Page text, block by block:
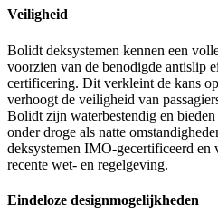
Veiligheid
Bolidt deksystemen kennen een
voorzien van de benodigde antislip
certificering. Dit verkleint de kans
verhoogt de veiligheid van
Bolidt zijn waterbestendig en
onder droge als natte
deksystemen IMO-gecertificeerd en
recente wet- en regelgeving.
Eindeloze designmogelijkheden